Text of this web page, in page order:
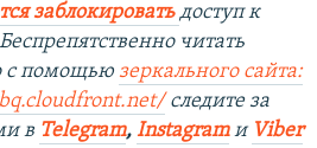
заблокировать доступ к
читать
помощью зеркального сайта:
следите за
в Telegram, Instagramи Viber